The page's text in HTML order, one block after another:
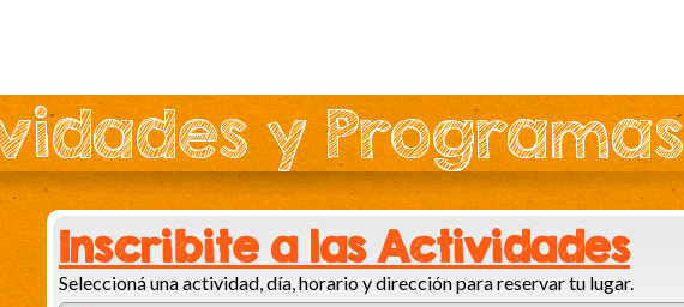
y Programas
Inscribite a las Actividades
Seleccioná una actividad, día, horario y dirección para reservar tu lugar.